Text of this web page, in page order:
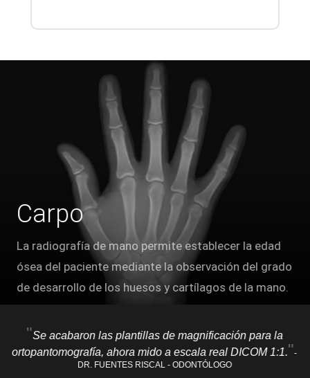
Carpo
La radiografía de mano permite establecer la edad
ósea del paciente mediante la observación del grado
de desarrollo de los huesos y cartílagos de la mano.
"Se acabaron las plantillas de magnificación para la
ortopantomografía, ahora mido a escala real DICOM 1:1."-
DR. FUENTES RISCAL - ODONTÓLOGO